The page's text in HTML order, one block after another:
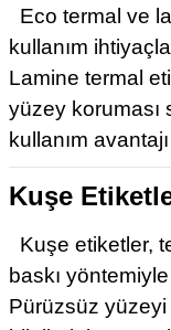
Eco termal ve
kullanım
Lamine termal
yüzey koruması
kullanım
Kuşe
Kuşe etiketler,
baskı
Pürüzsüz